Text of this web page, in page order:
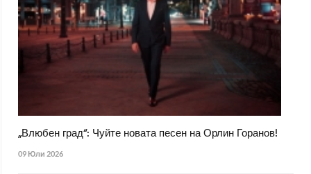
„Влюбен град“: Чуйте новата песен на Орлин Горанов!
09 Юли 2026